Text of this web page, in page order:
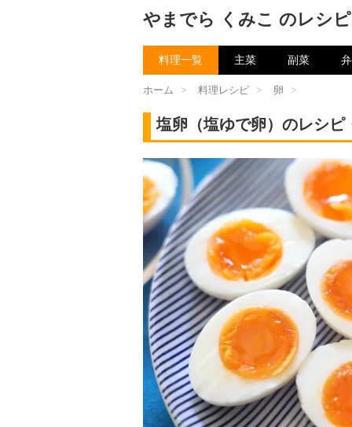
やまでら くみこ のレシピ
料理一覧 主菜 副菜
ホーム > 料理レシピ > 卵 >
塩卵（塩ゆで卵）のレシピ